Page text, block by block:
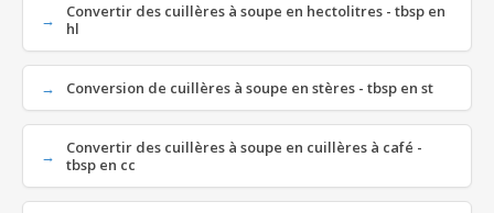
Convertir des cuillères à soupe en hectolitres - tbsp en
hl
Conversion de cuillères à soupe en stères - tbsp en st
Convertir des cuillères à soupe en cuillères à café -
tbsp en cc